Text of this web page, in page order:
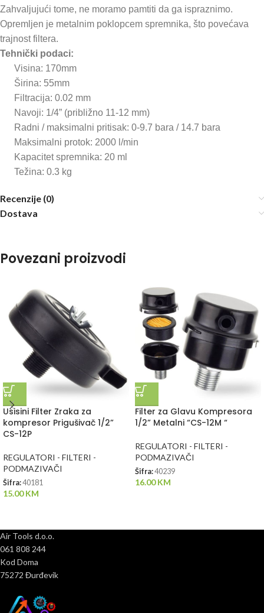
Zahvaljujući tome, ne moramo pamtiti da ga ispraznimo.
Opremljen je metalnim poklopcem spremnika, što povećava
trajnost filtera.
Tehnički podaci:
Visina: 170mm
Širina: 55mm
Filtracija: 0.02 mm
Navoji: 1/4” (približno 11-12 mm)
Radni / maksimalni pritisak: 0-9.7 bara / 14.7 bara
Maksimalni protok: 2000 l/min
Kapacitet spremnika: 20 ml
Težina: 0.3 kg
Recenzije (0)
Dostava
Povezani proizvodi
Usisini Filter Zraka za
kompresor Prigušivač 1/2”
CS-12P
REGULATORI - FILTERI -
PODMAZIVAČI
Šifra:40181
15.00KM
Filter za Glavu Kompresora
1/2” Metalni “CS-12M “
REGULATORI - FILTERI -
PODMAZIVAČI
Šifra:40239
16.00KM
Air Tools d.o.o.
061 808 244
Kod Doma
75272 Đurđevik